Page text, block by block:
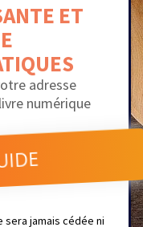
ET
adresse
numérique
sera jamais cédée ni